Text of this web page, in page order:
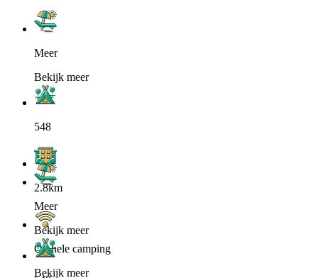
Meer
Bekijk meer
548
2.8km
Op hele camping
Bekijk meer
Meer
Bekijk meer